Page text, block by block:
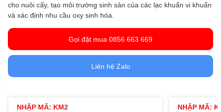
cho nuôi cấy, tạo môi trường sinh sản của các lạc khuẩn vi khuẩn
và xác định nhu cầu oxy sinh hóa.
Gọi đặt mua 0856 663 669
Liên hệ Zalo
NHẬP MÃ: KM2 NHẬP MÃ: